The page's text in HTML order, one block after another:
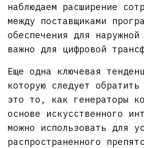
наблюдаем расширение
между поставщиками
обеспечения для
важно для цифровой
Еще одна ключевая
которую следует
это то, как генераторы
основе искусственного
можно использовать для
распространенного